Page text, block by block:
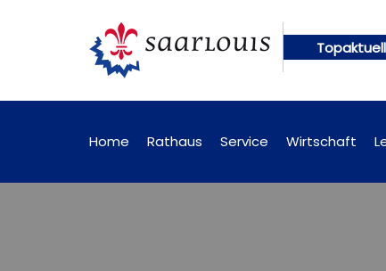
Topaktuell
online abrufbar Öffentliche
Home Rathaus Service Wirtschaft